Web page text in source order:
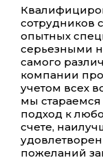
сотрудников
опытных
серьезными
самого
компании
учетом всех
мы
подход к
счете,
пожеланий